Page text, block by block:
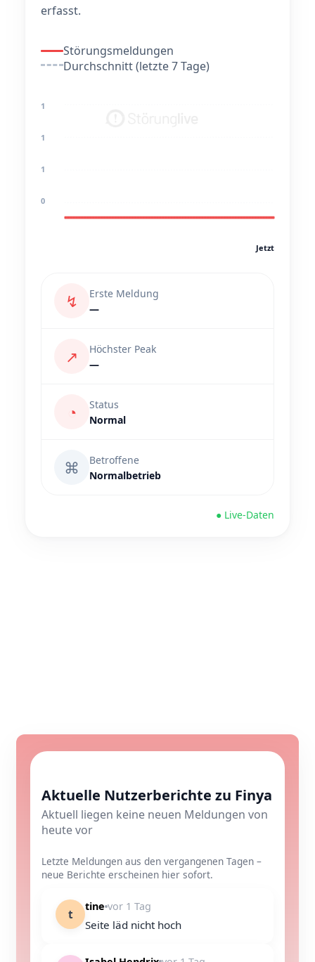
erfasst.
Störungsmeldungen
Durchschnitt (letzte 7 Tage)
1
1
1
0
Jetzt
↯
Erste Meldung
—
↗
Höchster Peak
—
◔
Status
Normal
⌘
Betroffene
Normalbetrieb
● Live-Daten
Aktuelle Nutzerberichte zu Finya
Aktuell liegen keine neuen Meldungen von
heute vor
Letzte Meldungen aus den vergangenen Tagen –
neue Berichte erscheinen hier sofort.
t
tine vor 1 Tag
Seite läd nicht hoch